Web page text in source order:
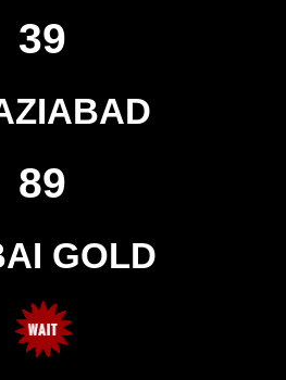
39
89
GOLD